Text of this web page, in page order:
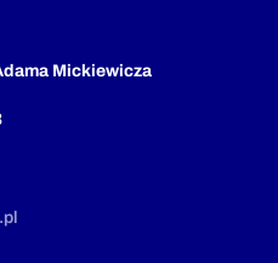
Mickiewicza